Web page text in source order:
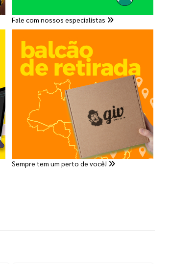
Fale com nossos especialistas
Sempre tem um perto de você!